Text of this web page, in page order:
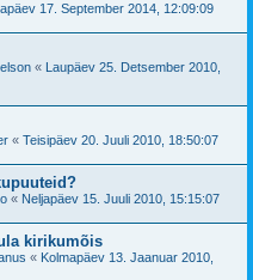
17. September 2014, 12:09:09
« Laupäev 25. Detsember 2010,
« Teisipäev 20. Juuli 2010, 18:50:07
« Neljapäev 15. Juuli 2010, 15:15:07
kirikumõis
« Kolmapäev 13. Jaanuar 2010,